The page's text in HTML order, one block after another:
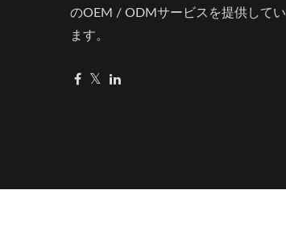
のOEM / ODMサービスを提供してい
ます。